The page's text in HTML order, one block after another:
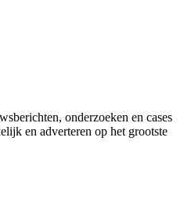
onderzoeken en cases
en adverteren op het grootste